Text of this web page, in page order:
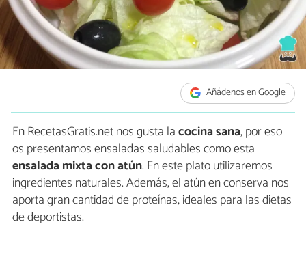
Añádenos en Google
En RecetasGratis.net nos gusta lacocina sana, por eso
os presentamos ensaladas saludables como esta
ensalada mixta con atún. En este plato utilizaremos
ingredientes naturales. Además, el atún en conserva nos
aporta gran cantidad de proteínas, ideales para las dietas
de deportistas.